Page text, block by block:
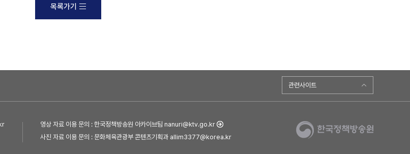
목록가기
관련사이트
영상 자료 이용 문의 : 한국정책방송원 아카이브팀 nanuri@ktv.go.kr
사진 자료 이용 문의 : 문화체육관광부 콘텐츠기획과 allim3377@korea.kr